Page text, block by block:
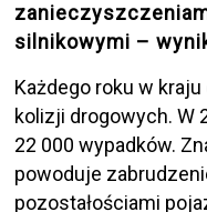
silnikowymi –
Każdego roku w
kolizji drogowych. W
22 000 wypadków.
powoduje
pozostałościami